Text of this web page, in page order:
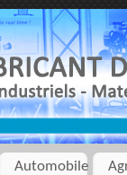
Automobile